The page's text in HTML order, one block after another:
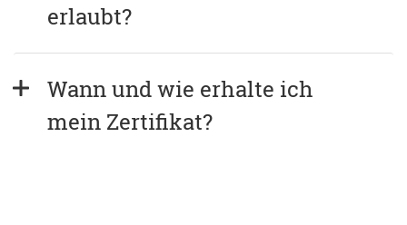
erlaubt?
Wann und wie erhalte ich
mein Zertifikat?